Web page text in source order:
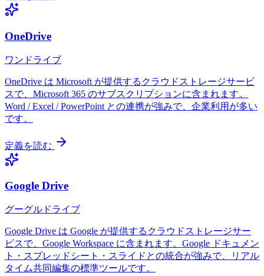
OneDrive
ワンドライブ
OneDrive は Microsoft が提供するクラウドストレージサービ
スで、Microsoft 365 のサブスクリプションに含まれます。
Word / Excel / PowerPoint との連携が強みで、企業利用が多い
です。
定義を読む
Google Drive
グーグルドライブ
Google Drive は Google が提供するクラウドストレージサー
ビスで、Google Workspace に含まれます。Google ドキュメン
ト・スプレッドシート・スライドとの統合が強みで、リアル
タイム共同編集の標準ツールです。